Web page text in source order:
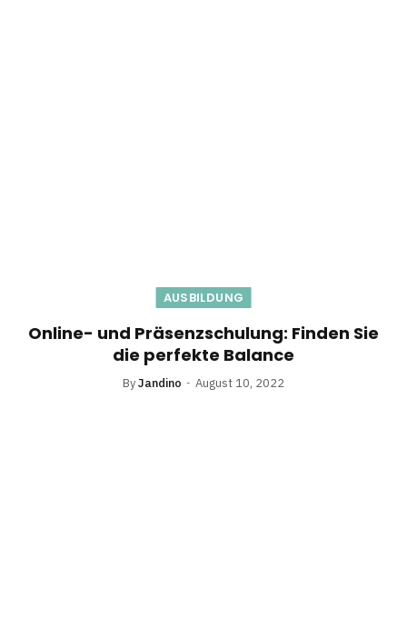
AUSBILDUNG
Online- und Präsenzschulung: Finden Sie
die perfekte Balance
ByJandino August 10, 2022